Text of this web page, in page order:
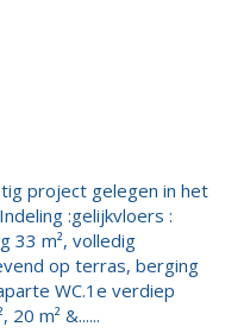
project gelegen in het
:gelijkvloers :
33 m², volledig
op terras, berging
WC.1e verdiep
20 m² &......